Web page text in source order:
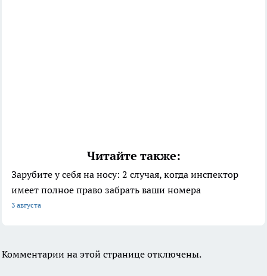
Читайте также:
Зарубите у себя на носу: 2 случая, когда инспектор
имеет полное право забрать ваши номера
3 августа
Комментарии на этой странице отключены.